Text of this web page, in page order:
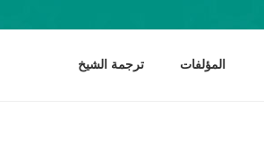
المؤلفات ترجمة الشيخ